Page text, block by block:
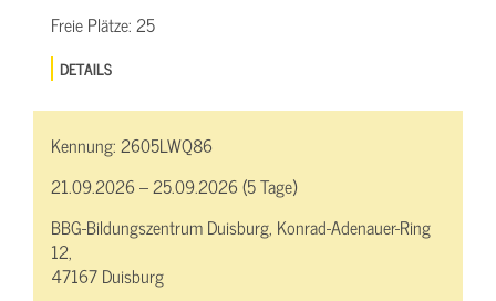
Freie Plätze:25
DETAILS
Kennung:2605LWQ86
21.09.2026 – 25.09.2026 (5 Tage)
BBG-Bildungszentrum Duisburg, Konrad-Adenauer-Ring
12,
47167 Duisburg